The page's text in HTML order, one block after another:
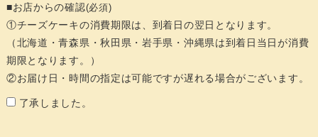
■お店からの確認(必須)
①チーズケーキの消費期限は、到着日の翌日となります。
（北海道・青森県・秋田県・岩手県・沖縄県は到着日当日が消費
期限となります。）
②お届け日・時間の指定は可能ですが遅れる場合がございます。
了承しました。